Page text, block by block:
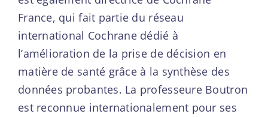
France, qui fait partie du réseau
international Cochrane dédié à
l’amélioration de la prise de décision en
matière de santé grâce à la synthèse des
données probantes. La professeure Boutron
est reconnue internationalement pour ses